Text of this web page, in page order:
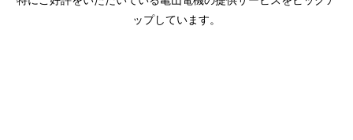
ップしています。